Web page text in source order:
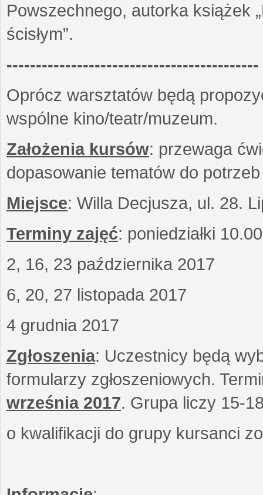
Powszechnego, autorka książek
ścisłym”.
-------------------------------------------
Oprócz warsztatów będą
wspólne kino/teatr/muzeum.
Założenia kursów: przewaga
dopasowanie tematów do
Miejsce: Willa Decjusza, ul. 28.
Terminy zajęć: poniedziałki
2, 16, 23 października 2017
6, 20, 27 listopada 2017
4 grudnia 2017
Zgłoszenia: Uczestnicy będą
formularzy zgłoszeniowych.
września 2017. Grupa liczy 15-
o kwalifikacji do grupy kursanci